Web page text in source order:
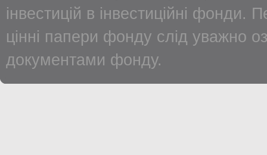
інвестицій в інвестиційні фонди.
цінні папери фонду слід уважно
документами фонду.